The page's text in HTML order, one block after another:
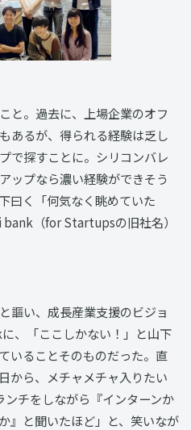
と。過去に、上場企業のオフ
あるが、得られる経験は乏し
で探すことに。シリコンバレ
ップなら濃い経験ができそう
曰く「何気なく眺めていた
（for Startupsの旧社名）
謳い、成長産業支援のビジョ
、「ここしかない！」と山下
いることそのものだった。直
から、メチャメチャ入りたい
チをしながら『インターンか
』と聞いたほど」と、笑いなが